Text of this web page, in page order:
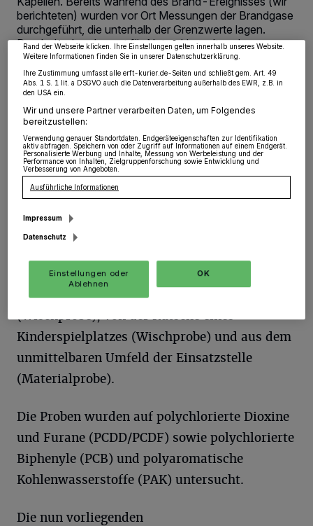
berichteten) wurden vor Ort Messungen der Brandgase
durchgeführt, die unterhalb der Grenzwerte lagen.
Durch das Landesamt für Natur, Umwelt und
Verbraucherschutz (LANUV) wurden drei Proben der
Brandrückstände untersucht, die über dem
benachbarten Wohngebiet niedergegangen sind.
23.07.2019 , 12:30 Uhr Eine Minute Lesezeit
D iese stammen von der
Windschutzscheibe eines Pkw
(Wischprobe), von der Rutsche eines
Kinderspielplatzes (Wischprobe) und aus dem
unmittelbaren Umfeld der Einsatzstelle
(Materialprobe).
Die Proben wurden auf polychlorierte Dioxine
und Furane (PCDD/PCDF) sowie polychlorierte
Biphenyle (PCB) und polyaromatische
Kohlenwasserstoffe (PAK) untersucht.
Die nun vorliegenden
Zwecke. Wenn Tracker deaktiviert sind, sind manche Inhalte und Anzeigen
möglicherweise nicht mehr so relevant für Sie. Sie können dieses Menü jederzeit
wieder aufrufen, um Ihre Einstellungen zu ändern oder Ihre Einwilligung zu
widerrufen, indem Sie auf den Link Einstellungen oder Ablehnen am unteren
Rand der Webseite klicken. Ihre Einstellungen gelten innerhalb unseres Website.
Weitere Informationen finden Sie in unserer Datenschutzerklärung.
Ihre Zustimmung umfasst alle erft-kurier.de-Seiten und schließt gem. Art. 49
Abs. 1 S. 1 lit. a DSGVO auch die Datenverarbeitung außerhalb des EWR, z.B. in
den USA ein.
Wir und unsere Partner verarbeiten Daten, um Folgendes
bereitzustellen:
Verwendung genauer Standortdaten. Endgeräteeigenschaften zur Identifikation
aktiv abfragen. Speichern von oder Zugriff auf Informationen auf einem Endgerät.
Personalisierte Werbung und Inhalte, Messung von Werbeleistung und der
Performance von Inhalten, Zielgruppenforschung sowie Entwicklung und
Verbesserung von Angeboten.
Ausführliche Informationen
Impressum
Datenschutz
Einstellungen oder
Ablehnen
OK